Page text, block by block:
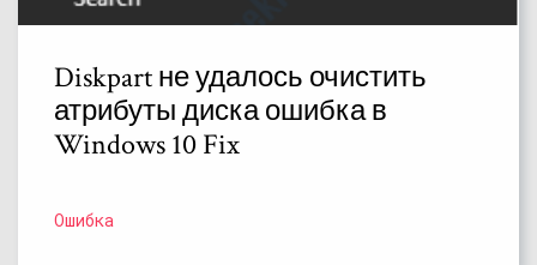
Diskpart не удалось очистить
атрибуты диска ошибка в
Windows 10 Fix
Ошибка